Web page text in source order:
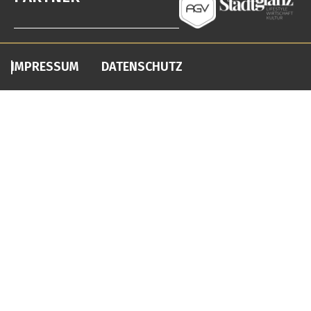
IMPRESSUM DATENSCHUTZ